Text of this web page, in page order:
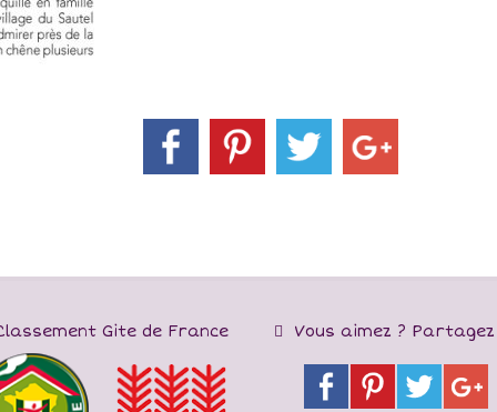
Gite de France Vous aimez ? Partagez